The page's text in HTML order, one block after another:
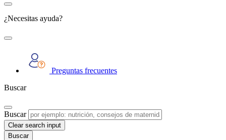
¿Necesitas ayuda?
Preguntas frecuentes
Buscar
Buscar
Clear search input